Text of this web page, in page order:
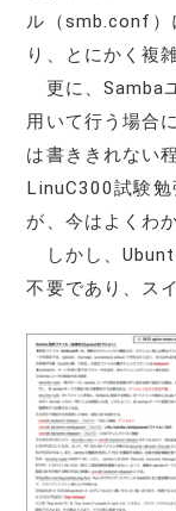
ル（smb.conf）
り、とにかく複
更に、Samba
用いて行う場合
は書ききれない
LinuC300試験勉
が、今はよくわ
しかし、
不要であり、ス